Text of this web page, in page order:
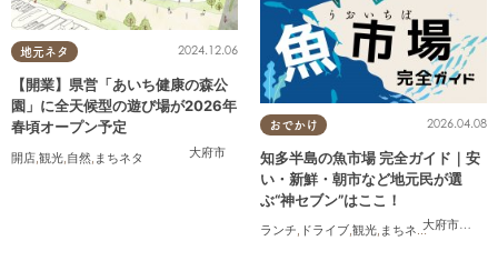
地元ネタ
大府市
2024.12.06
【開業】県営「あいち健康の森公
園」に全天候型の遊び場が2026年
春頃オープン予定
開店,観光,自然, まちネタ
おでかけ
大府市
,半田
2026.04.08
知多半島の魚市場 完全ガイド｜安
い・新鮮・朝市など地元民が選
ぶ“神セブン”はここ！
ランチ, ドライブ,観光, まちネタ ,連載 家族